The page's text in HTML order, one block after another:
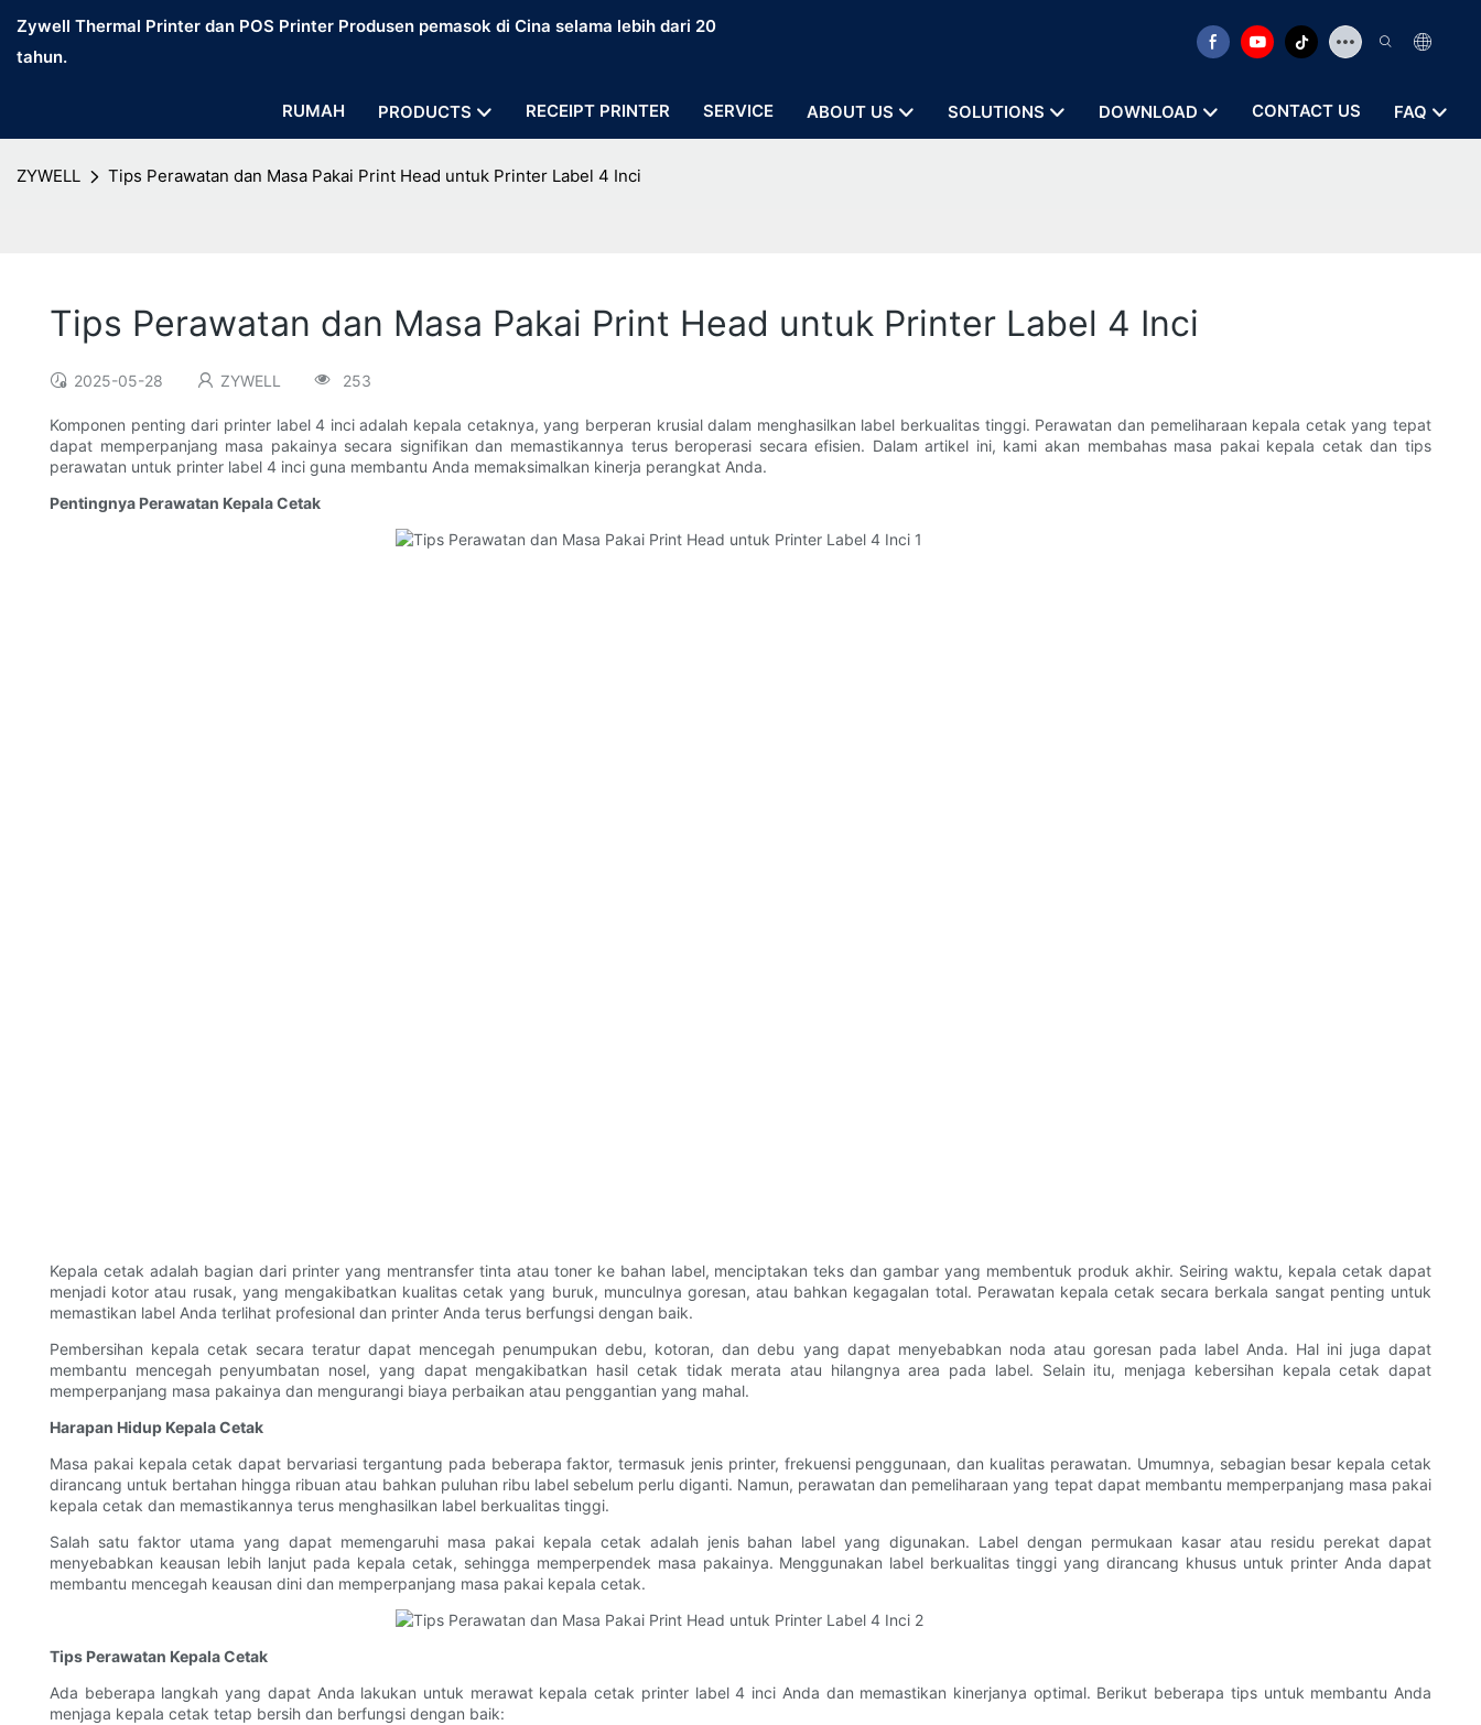
Zywell Thermal Printer dan POS Printer Produsen pemasok di Cina selama lebih dari 20
tahun.
RUMAH PRODUCTS RECEIPT PRINTER SERVICE ABOUT US SOLUTIONS DOWNLOAD CONTACT US FAQ
ZYWELL Tips Perawatan dan Masa Pakai Print Head untuk Printer Label 4 Inci
Tips Perawatan dan Masa Pakai Print Head untuk Printer Label 4 Inci
2025-05-28 ZYWELL 253
Komponen penting dari printer label 4 inci adalah kepala cetaknya, yang berperan krusial dalam menghasilkan label berkualitas tinggi. Perawatan dan pemeliharaan kepala cetak yang tepat
dapat memperpanjang masa pakainya secara signifikan dan memastikannya terus beroperasi secara efisien. Dalam artikel ini, kami akan membahas masa pakai kepala cetak dan tips
perawatan untuk printer label 4 inci guna membantu Anda memaksimalkan kinerja perangkat Anda.
Pentingnya Perawatan Kepala Cetak
Kepala cetak adalah bagian dari printer yang mentransfer tinta atau toner ke bahan label, menciptakan teks dan gambar yang membentuk produk akhir. Seiring waktu, kepala cetak dapat
menjadi kotor atau rusak, yang mengakibatkan kualitas cetak yang buruk, munculnya goresan, atau bahkan kegagalan total. Perawatan kepala cetak secara berkala sangat penting untuk
memastikan label Anda terlihat profesional dan printer Anda terus berfungsi dengan baik.
Pembersihan kepala cetak secara teratur dapat mencegah penumpukan debu, kotoran, dan debu yang dapat menyebabkan noda atau goresan pada label Anda. Hal ini juga dapat
membantu mencegah penyumbatan nosel, yang dapat mengakibatkan hasil cetak tidak merata atau hilangnya area pada label. Selain itu, menjaga kebersihan kepala cetak dapat
memperpanjang masa pakainya dan mengurangi biaya perbaikan atau penggantian yang mahal.
Harapan Hidup Kepala Cetak
Masa pakai kepala cetak dapat bervariasi tergantung pada beberapa faktor, termasuk jenis printer, frekuensi penggunaan, dan kualitas perawatan. Umumnya, sebagian besar kepala cetak
dirancang untuk bertahan hingga ribuan atau bahkan puluhan ribu label sebelum perlu diganti. Namun, perawatan dan pemeliharaan yang tepat dapat membantu memperpanjang masa pakai
kepala cetak dan memastikannya terus menghasilkan label berkualitas tinggi.
Salah satu faktor utama yang dapat memengaruhi masa pakai kepala cetak adalah jenis bahan label yang digunakan. Label dengan permukaan kasar atau residu perekat dapat
menyebabkan keausan lebih lanjut pada kepala cetak, sehingga memperpendek masa pakainya. Menggunakan label berkualitas tinggi yang dirancang khusus untuk printer Anda dapat
membantu mencegah keausan dini dan memperpanjang masa pakai kepala cetak.
Tips Perawatan Kepala Cetak
Ada beberapa langkah yang dapat Anda lakukan untuk merawat kepala cetak printer label 4 inci Anda dan memastikan kinerjanya optimal. Berikut beberapa tips untuk membantu Anda
menjaga kepala cetak tetap bersih dan berfungsi dengan baik: